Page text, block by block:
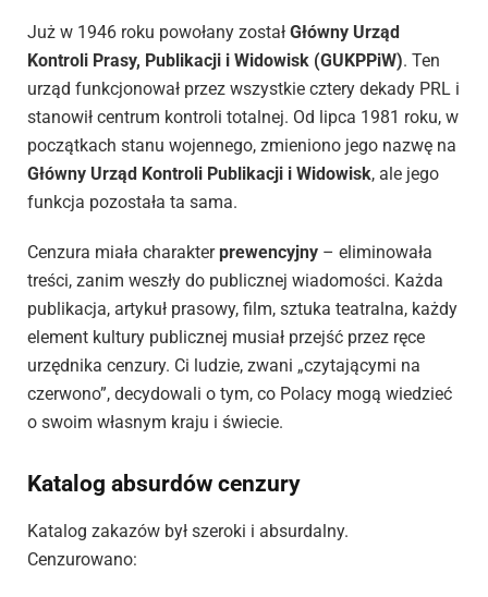
Już w 1946 roku powołany został Główny Urząd
Kontroli Prasy, Publikacji i Widowisk (GUKPPiW). Ten
urząd funkcjonował przez wszystkie cztery dekady PRL i
stanowił centrum kontroli totalnej. Od lipca 1981 roku, w
początkach stanu wojennego, zmieniono jego nazwę na
Główny Urząd Kontroli Publikacji i Widowisk, ale jego
funkcja pozostała ta sama.
Cenzura miała charakterprewencyjny – eliminowała
treści, zanim weszły do publicznej wiadomości. Każda
publikacja, artykuł prasowy, film, sztuka teatralna, każdy
element kultury publicznej musiał przejść przez ręce
urzędnika cenzury. Ci ludzie, zwani „czytającymi na
czerwono”, decydowali o tym, co Polacy mogą wiedzieć
o swoim własnym kraju i świecie.
Katalog absurdów cenzury
Katalog zakazów był szeroki i absurdalny.
Cenzurowano: